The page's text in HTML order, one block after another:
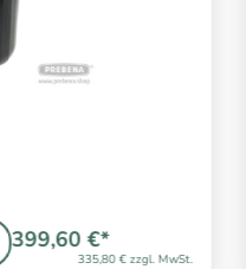
335,80 € zzgl. MwSt.
399,60 €*